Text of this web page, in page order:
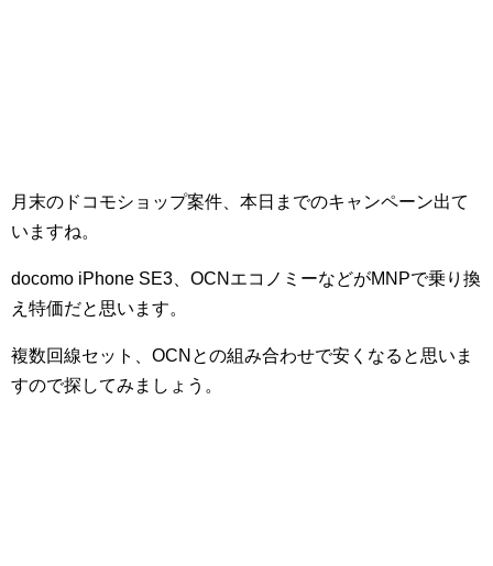
月末のドコモショップ案件、本日までのキャンペーン出て
いますね。
docomo iPhone SE3、OCNエコノミーなどがMNPで乗り換
え特価だと思います。
複数回線セット、OCNとの組み合わせで安くなると思いま
すので探してみましょう。